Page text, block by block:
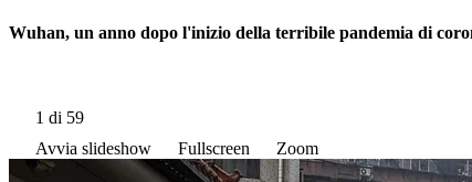
Wuhan, un anno dopo l'inizio della terribile pandemia di
1 di 59
Avvia slideshow
Fullscreen Zoom